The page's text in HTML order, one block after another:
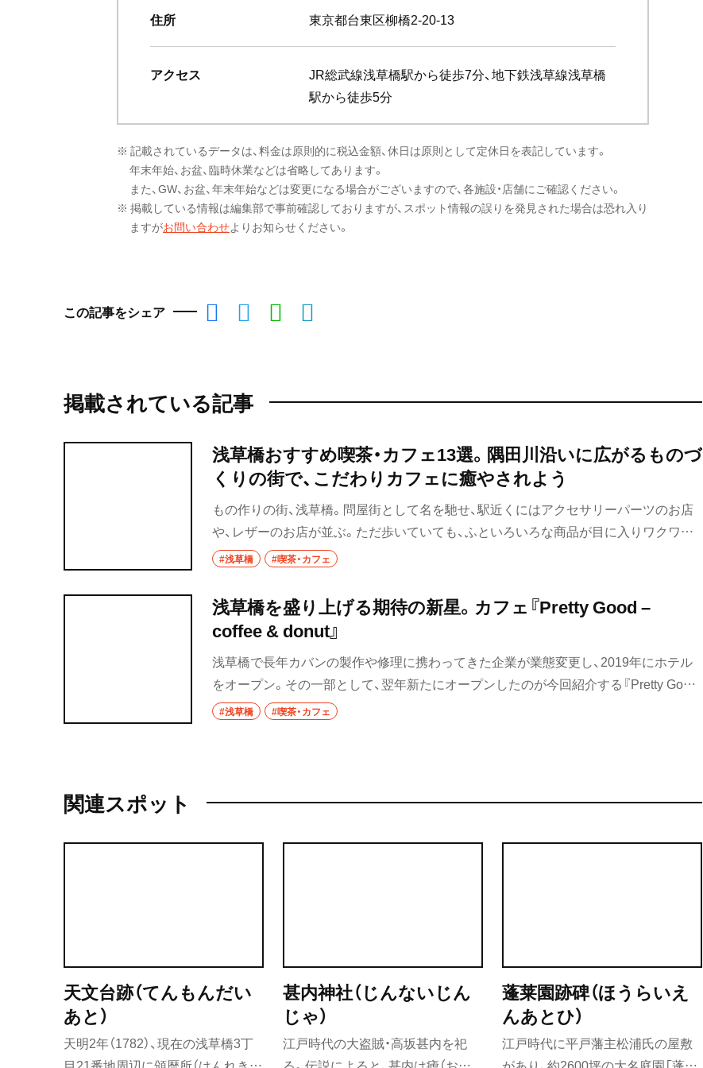
住所 東京都台東区柳橋2-20-13
アクセス
JR総武線浅草橋駅から徒歩7分、地下鉄浅草線浅草橋
駅から徒歩5分
※ 記載されているデータは、料金は原則的に税込金額、休日は原則として定休日を表記しています。
年末年始、お盆、臨時休業などは省略してあります。
また、GW、お盆、年末年始などは変更になる場合がございますので、各施設・店舗にご確認ください。
※ 掲載している情報は編集部で事前確認しておりますが、スポット情報の誤りを発見された場合は恐れ入り
ますがお問い合わせよりお知らせください。
この記事をシェア
掲載されている記事
浅草橋おすすめ喫茶・カフェ13選。隅田川沿いに広がるものづ
くりの街で、こだわりカフェに癒やされよう
もの作りの街、浅草橋。問屋街として名を馳せ、駅近くにはアクセサリーパーツのお店
や、レザーのお店が並ぶ。ただ歩いていても、ふといろいろな商品が目に入りワクワク
できる、そんなものづくりの街にはこだわりが詰まったカフェもたくさん。個性的なカ
#浅草橋 #喫茶・カフェ
浅草橋を盛り上げる期待の新星。カフェ『Pretty Good –
coffee & donut』
浅草橋で長年カバンの製作や修理に携わってきた企業が業態変更し、2019年にホテル
をオープン。その一部として、翌年新たにオープンしたのが今回紹介する『Pretty Good
– coffee & donut（プリティグッド コーヒーアンドドーナツ）』だ。自家製食パンで作る
#浅草橋 #喫茶・カフェ
関連スポット
天文台跡（てんもんだい
あと）
天明2年（1782）、現在の浅草橋3丁
甚内神社（じんないじん
じゃ）
江戸時代の大盗賊・高坂甚内を祀
蓬莱園跡碑（ほうらいえ
んあとひ）
江戸時代に平戸藩主松浦氏の屋敷